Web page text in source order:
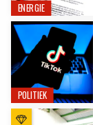
ENERGIE
POLITIEK